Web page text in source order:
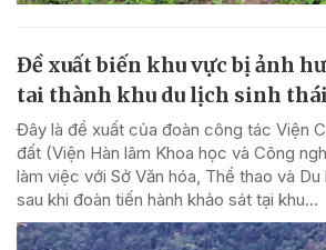
Đề xuất biến khu vực bị ảnh
tai thành khu du lịch sinh thái
Đây là đề xuất của đoàn công tác Viện
đất (Viện Hàn lâm Khoa học và Công
làm việc với Sở Văn hóa, Thể thao và Du
sau khi đoàn tiến hành khảo sát tại khu...